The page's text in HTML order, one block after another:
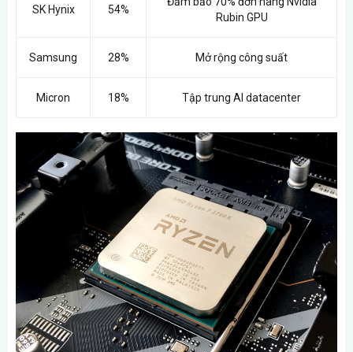
SK Hynix 54%
Rubin GPU
Samsung 28% Mở rộng công suất
Micron 18% Tập trung AI datacenter